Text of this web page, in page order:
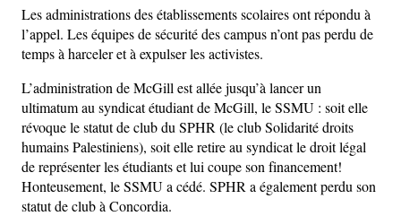
Les administrations des établissements scolaires ont répondu à
l’appel. Les équipes de sécurité des campus n’ont pas perdu de
temps à harceler et à expulser les activistes.
L’administration de McGill est allée jusqu’à lancer un
ultimatum au syndicat étudiant de McGill, le SSMU : soit elle
révoque le statut de club du SPHR (le club Solidarité droits
humains Palestiniens), soit elle retire au syndicat le droit légal
de représenter les étudiants et lui coupe son financement!
Honteusement, le SSMU a cédé. SPHR a également perdu son
statut de club à Concordia.